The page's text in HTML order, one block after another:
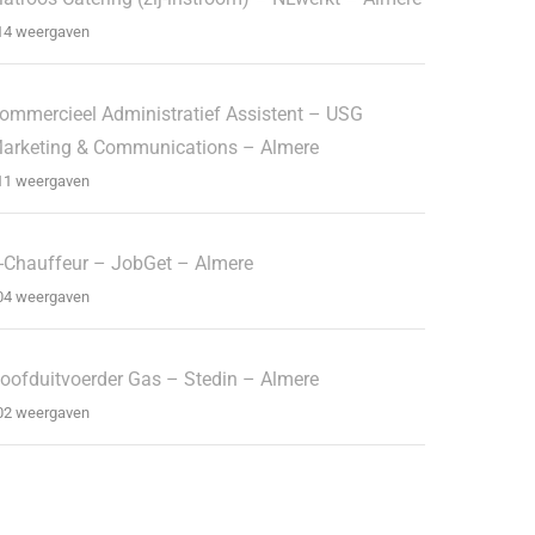
weergaven
Administratief Assistent – USG
& Communications – Almere
weergaven
Chauffeur – JobGet – Almere
weergaven
Gas – Stedin – Almere
weergaven